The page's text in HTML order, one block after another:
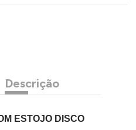
Descrição
ESTOJO DISCO